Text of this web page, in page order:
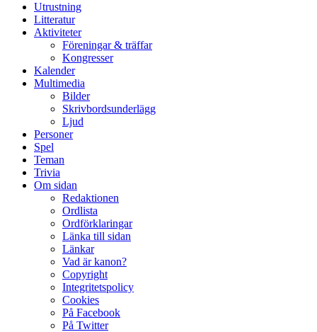
Utrustning
Litteratur
Aktiviteter
Föreningar & träffar
Kongresser
Kalender
Multimedia
Bilder
Skrivbordsunderlägg
Ljud
Personer
Spel
Teman
Trivia
Om sidan
Redaktionen
Ordlista
Ordförklaringar
Länka till sidan
Länkar
Vad är kanon?
Copyright
Integritetspolicy
Cookies
På Facebook
På Twitter